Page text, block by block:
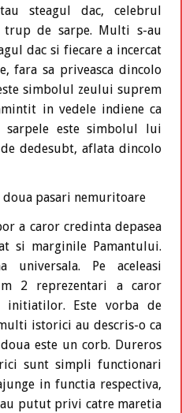
steagul dac, celebrul
de sarpe. Multi s-au
dac si fiecare a incercat
fara sa priveasca dincolo
simbolul zeului suprem
in vedele indiene ca
este simbolul lui
dedesubt, aflata dincolo
doua pasari nemuritoare
a caror credinta depasea
si marginile Pamantului.
Pe aceleasi
2 reprezentari a caror
initiatilor. Este vorba de
istorici au descris-o ca
este un corb. Dureros
sunt simpli functionari
in functia respectiva,
putut privi catre maretia